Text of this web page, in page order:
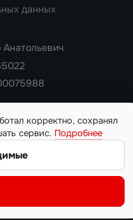
права защищены
характер и не
Цены, характеристики,
уточняются у
данных
корректно, сохранял
сервис. Подробнее